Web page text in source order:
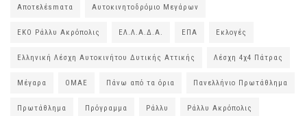
Αποτελέsmατα Αυτοκινητοδρόμιο Μεγάρων
ΕΚΟ Ράλλυ Ακρόπολις ΕΛ.Λ.Α.Δ.Α. ΕΠΑ Εκλογές
Ελληνική Λέσχη Αυτοκινήτου Δυτικής Αττικής Λέσχη 4χ4 Πάτρας
Μέγαρα ΟΜΑΕ Πάνω από τα όρια Πανελλήνιο Πρωτάθλημα
Πρωτάθλημα Πρόγραμμα Ράλλυ Ράλλυ Ακρόπολις